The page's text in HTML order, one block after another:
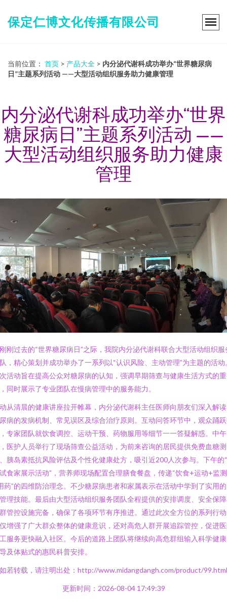
保定仁博文化传播有限公司
当前位置： 首页 > 产品大全 > 内分泌代谢科成功举办“世界糖尿病
日”主题系列活动 ——大型活动组织服务助力健康管理
内分泌代谢科成功举办“世界
糖尿病日”主题系列活动 ——
大型活动组织服务助力健康
管理
刚过去的“世界糖尿病日”之际，我院内分泌代谢科联合大型活动组织服
，精心策划并成功举办了一系列以“认识风险、主动管理”为主题的活动
活动旨在提高公众对糖尿病的认知，强调早期筛查与健康生活方式的
同时展示了专业团队在慢病管理中的服务能力。
从清晨的健康讲座拉开帷幕，内分泌代谢科主任医师向朋友们深入解
病的发病机制、常见误区及综合治疗原则。互动问答环节中，观众踊
专家团队就饮食调控、运动干预、药物服用等细节一一答疑解惑。中
医护人员举行了现场筛查公益活动，为前来咨询的居民提供免费血糖测
胰岛素抵抗风险评估及个性化健康处方，吸引近200人次参与。下午的
食家展示活动”，营养师现场配置合理膳食餐盘，传递“饮食+运动+监测
药”的四维防治理念。不少糖尿病患者和家属表示在活动中学到了实用
理技能。最后由大型活动组织服务团队全程提供的安排调度、安全保
管控设施完备，确保了各项环节有序推进。通过此次全方位的系列行
增强了广大群众整体的健康意识，还对高危人群开展追踪管控，促进
服务更快融入社区。今后的道路上团队将继续向高危群组输入科学健
及体贴式的惠民科普安排。
如若转载，请注明出处：http://www.midangdangh.com/product/99.html
更新时间：2026-08-04 17:49:39